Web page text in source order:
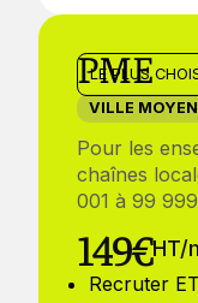
PME
VILLE
Pour les
chaînes
001 à 99
149€HT/
Recruter
LE PLUS